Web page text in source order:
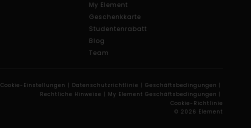
My Element
Geschenkkarte
Studentenrabatt
Blog
Team
Cookie-Einstellungen | Datenschutzrichtlinie | Geschäftsbedingungen |
Rechtliche Hinweise | My Element Geschäftsbedingungen |
Cookie-Richtlinie
© 2026 Element